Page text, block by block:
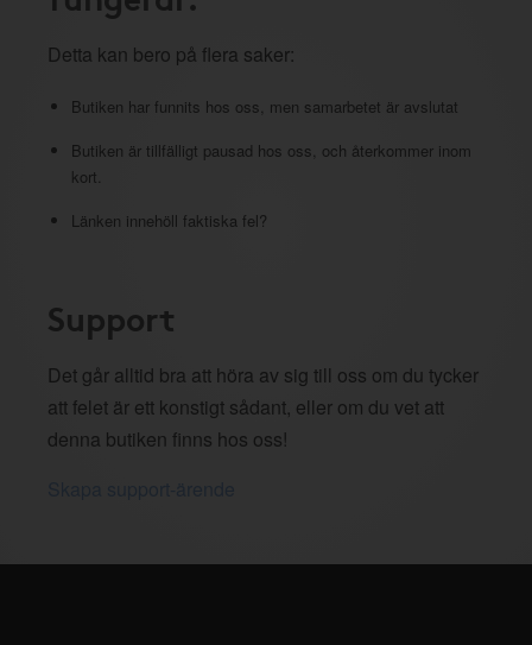
Detta kan bero på flera saker:
Butiken har funnits hos oss, men samarbetet är avslutat
Butiken är tillfälligt pausad hos oss, och återkommer inom
kort.
Länken innehöll faktiska fel?
Support
Det går alltid bra att höra av sig till oss om du tycker
att felet är ett konstigt sådant, eller om du vet att
denna butiken finns hos oss!